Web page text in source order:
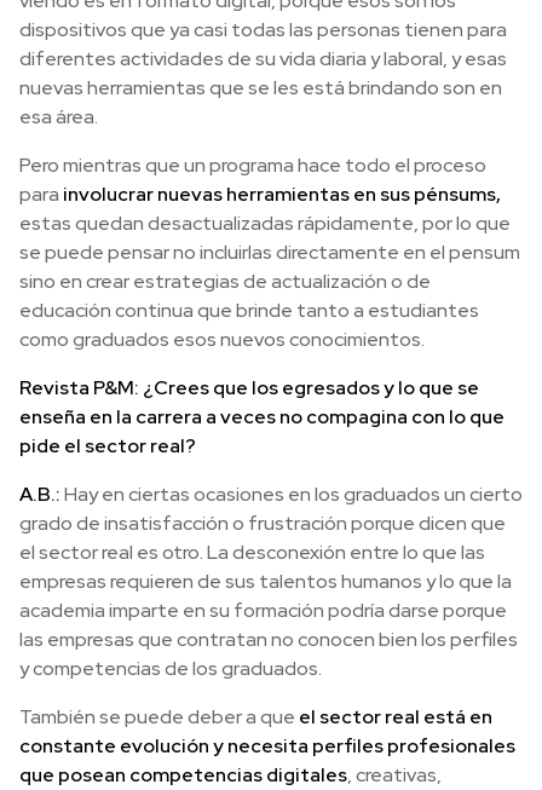
dispositivos que ya casi todas las personas tienen para
diferentes actividades de su vida diaria y laboral, y esas
nuevas herramientas que se les está brindando son en
esa área.
Pero mientras que un programa hace todo el proceso
para involucrar nuevas herramientas en sus pénsums,
estas quedan desactualizadas rápidamente, por lo que
se puede pensar no incluirlas directamente en el pensum
sino en crear estrategias de actualización o de
educación continua que brinde tanto a estudiantes
como graduados esos nuevos conocimientos.
Revista P&M: ¿Crees que los egresados y lo que se
enseña en la carrera a veces no compagina con lo que
pide el sector real?
A.B.:Hay en ciertas ocasiones en los graduados un cierto
grado de insatisfacción o frustración porque dicen que
el sector real es otro. La desconexión entre lo que las
empresas requieren de sus talentos humanos y lo que la
academia imparte en su formación podría darse porque
las empresas que contratan no conocen bien los perfiles
y competencias de los graduados.
También se puede deber a que el sector real está en
constante evolución y necesita perfiles profesionales
que posean competencias digitales, creativas,